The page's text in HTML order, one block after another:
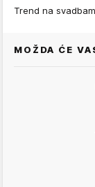
Trend na
MOŽDA ĆE